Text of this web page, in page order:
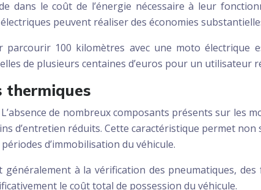
dans le coût de l’énergie nécessaire à leur
peuvent réaliser des économies
100 kilomètres avec une moto électrique
de plusieurs centaines d’euros pour un utilisateur
thermiques
de nombreux composants présents sur les
d’entretien réduits. Cette caractéristique permet
d’immobilisation du véhicule.
à la vérification des pneumatiques,
le coût total de possession du véhicule.